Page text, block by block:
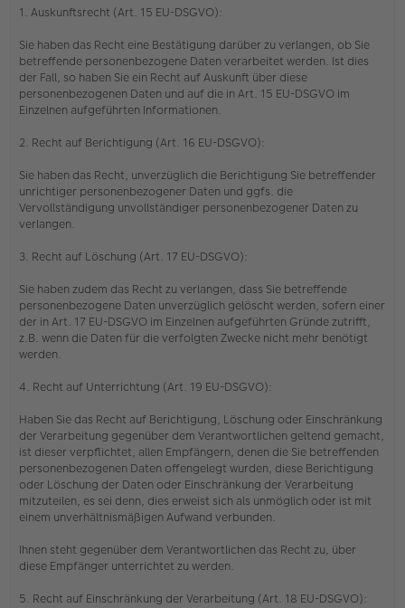
1. Auskunftsrecht (Art. 15 EU-DSGVO):
Sie haben das Recht eine Bestätigung darüber zu verlangen, ob Sie
betreffende personenbezogene Daten verarbeitet werden. Ist dies
der Fall, so haben Sie ein Recht auf Auskunft über diese
personenbezogenen Daten und auf die in Art. 15 EU-DSGVO im
Einzelnen aufgeführten Informationen.
2. Recht auf Berichtigung (Art. 16 EU-DSGVO):
Sie haben das Recht, unverzüglich die Berichtigung Sie betreffender
unrichtiger personenbezogener Daten und ggfs. die
Vervollständigung unvollständiger personenbezogener Daten zu
verlangen.
3. Recht auf Löschung (Art. 17 EU-DSGVO):
Sie haben zudem das Recht zu verlangen, dass Sie betreffende
personenbezogene Daten unverzüglich gelöscht werden, sofern einer
der in Art. 17 EU-DSGVO im Einzelnen aufgeführten Gründe zutrifft,
z.B. wenn die Daten für die verfolgten Zwecke nicht mehr benötigt
werden.
4. Recht auf Unterrichtung (Art. 19 EU-DSGVO):
Haben Sie das Recht auf Berichtigung, Löschung oder Einschränkung
der Verarbeitung gegenüber dem Verantwortlichen geltend gemacht,
ist dieser verpflichtet, allen Empfängern, denen die Sie betreffenden
personenbezogenen Daten offengelegt wurden, diese Berichtigung
oder Löschung der Daten oder Einschränkung der Verarbeitung
mitzuteilen, es sei denn, dies erweist sich als unmöglich oder ist mit
einem unverhältnismäßigen Aufwand verbunden.
Ihnen steht gegenüber dem Verantwortlichen das Recht zu, über
diese Empfänger unterrichtet zu werden.
5. Recht auf Einschränkung der Verarbeitung (Art. 18 EU-DSGVO):